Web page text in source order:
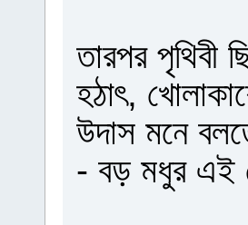
তারপর পৃথিবী
হঠাৎ,
উদাস মনে
- বড় মধুর এই